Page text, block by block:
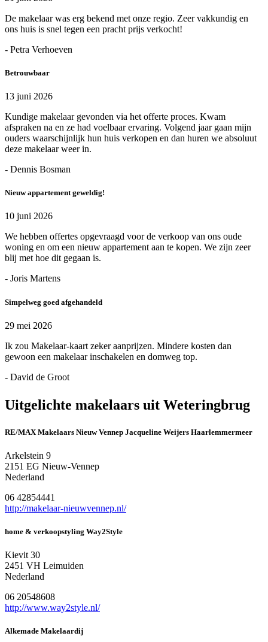
De makelaar was erg bekend met onze regio. Zeer vakkundig en
ons huis is snel tegen een pracht prijs verkocht!
- Petra Verhoeven
Betrouwbaar
13 juni 2026
Kundige makelaar gevonden via het offerte proces. Kwam
afspraken na en ze had voelbaar ervaring. Volgend jaar gaan mijn
ouders waarschijnlijk hun huis verkopen en dan huren we absoluut
deze makelaar weer in.
- Dennis Bosman
Nieuw appartement geweldig!
10 juni 2026
We hebben offertes opgevraagd voor de verkoop van ons oude
woning en om een nieuw appartement aan te kopen. We zijn zeer
blij met hoe dit gegaan is.
- Joris Martens
Simpelweg goed afgehandeld
29 mei 2026
Ik zou Makelaar-kaart zeker aanprijzen. Mindere kosten dan
gewoon een makelaar inschakelen en domweg top.
- David de Groot
Uitgelichte makelaars uit Weteringbrug
RE/MAX Makelaars Nieuw Vennep Jacqueline Weijers Haarlemmermeer
Arkelstein 9
2151 EG Nieuw-Vennep
Nederland
06 42854441
http://makelaar-nieuwvennep.nl/
home & verkoopstyling Way2Style
Kievit 30
2451 VH Leimuiden
Nederland
06 20548608
http://www.way2style.nl/
Alkemade Makelaardij